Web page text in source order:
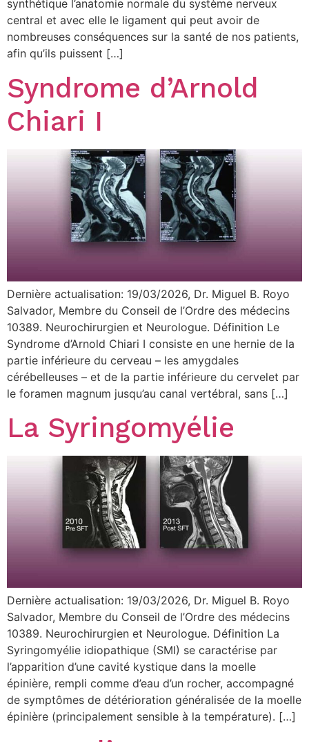
synthétique l’anatomie normale du système nerveux
central et avec elle le ligament qui peut avoir de
nombreuses conséquences sur la santé de nos patients,
afin qu’ils puissent […]
Syndrome d’Arnold
Chiari I
Dernière actualisation: 19/03/2026, Dr. Miguel B. Royo
Salvador, Membre du Conseil de l’Ordre des médecins
10389. Neurochirurgien et Neurologue. Définition Le
Syndrome d’Arnold Chiari I consiste en une hernie de la
partie inférieure du cerveau – les amygdales
cérébelleuses – et de la partie inférieure du cervelet par
le foramen magnum jusqu’au canal vertébral, sans […]
La Syringomyélie
Dernière actualisation: 19/03/2026, Dr. Miguel B. Royo
Salvador, Membre du Conseil de l’Ordre des médecins
10389. Neurochirurgien et Neurologue. Définition La
Syringomyélie idiopathique (SMI) se caractérise par
l’apparition d’une cavité kystique dans la moelle
épinière, rempli comme d’eau d’un rocher, accompagné
de symptômes de détérioration généralisée de la moelle
épinière (principalement sensible à la température). […]